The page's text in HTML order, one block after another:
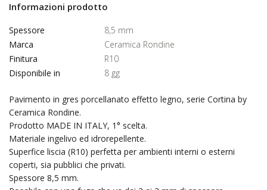
Informazioni prodotto
Spessore
8,5 mm
Marca
Ceramica Rondine
Finitura
R10
Disponibile in
8 gg
Pavimento in gres porcellanato effetto legno, serie Cortina by
Ceramica Rondine.
Prodotto MADE IN ITALY, 1° scelta.
Materiale ingelivo ed idrorepellente.
Superfice liscia (R10) perfetta per ambienti interni o esterni
coperti, sia pubblici che privati.
Spessore 8,5 mm.